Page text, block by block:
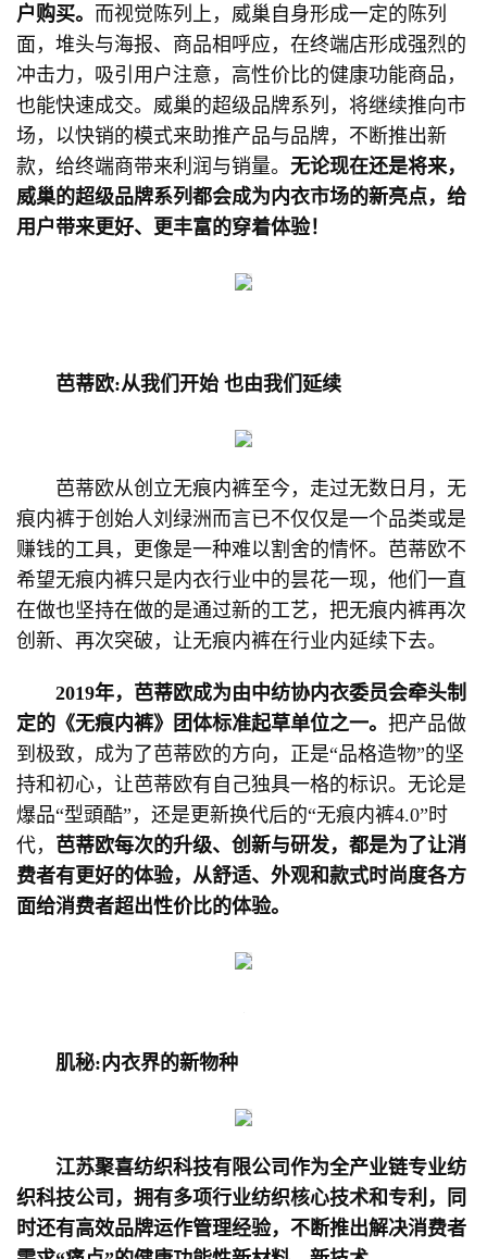
户购买。 而视觉陈列上，威巢自身形成一定的陈列
面，堆头与海报、商品相呼应，在终端店形成强烈的
冲击力，吸引用户注意，高性价比的健康功能商品，
也能快速成交。威巢的超级品牌系列，将继续推向市
场，以快销的模式来助推产品与品牌，不断推出新
款，给终端商带来利润与销量。 无论现在还是将来，
威巢的超级品牌系列都会成为内衣市场的新亮点，给
用户带来更好、更丰富的穿着体验！
芭蒂欧:从我们开始 也由我们延续
芭蒂欧从创立无痕内裤至今，走过无数日月，无
痕内裤于创始人刘绿洲而言已不仅仅是一个品类或是
赚钱的工具，更像是一种难以割舍的情怀。芭蒂欧不
希望无痕内裤只是内衣行业中的昙花一现，他们一直
在做也坚持在做的是通过新的工艺，把无痕内裤再次
创新、再次突破，让无痕内裤在行业内延续下去。
2019年，芭蒂欧成为由中纺协内衣委员会牵头制
定的《无痕内裤》团体标准起草单位之一。 把产品做
到极致，成为了芭蒂欧的方向，正是“品格造物”的坚
持和初心，让芭蒂欧有自己独具一格的标识。无论是
爆品“型頭酷”，还是更新换代后的“无痕内裤4.0”时
代， 芭蒂欧每次的升级、创新与研发，都是为了让消
费者有更好的体验，从舒适、外观和款式时尚度各方
面给消费者超出性价比的体验。
肌秘:内衣界的新物种
江苏聚喜纺织科技有限公司作为全产业链专业纺
织科技公司，拥有多项行业纺织核心技术和专利，同
时还有高效品牌运作管理经验，不断推出解决消费者